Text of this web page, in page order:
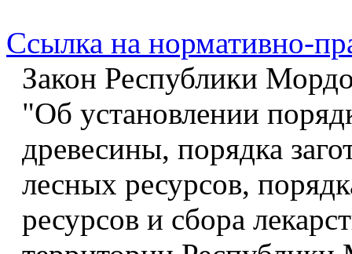
Ссылка на нормативно-
Закон Республики
"Об установлении
древесины, порядка
лесных ресурсов,
ресурсов и сбора